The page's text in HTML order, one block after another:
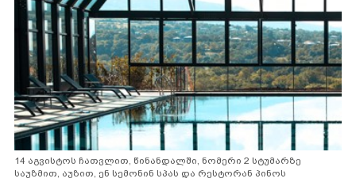
14 აგვისტოს ჩათვლით, წინანდალში, ნომერი 2 სტუმარზე
საუზმით, აუზით, ენ სემონინ სპას და რესტორან პინოს